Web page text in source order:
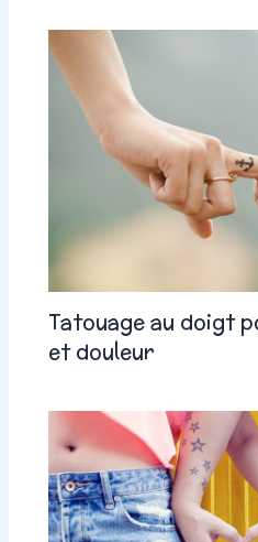
Tatouage au doigt
et douleur